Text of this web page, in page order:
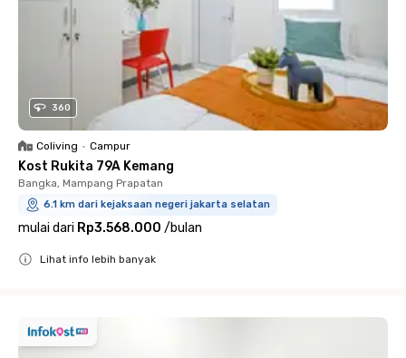
360
Coliving • Campur
Kost Rukita 79A Kemang
Bangka, Mampang Prapatan
6.1 km dari kejaksaan negeri jakarta selatan
mulai dari Rp3.568.000 /bulan
Lihat info lebih banyak